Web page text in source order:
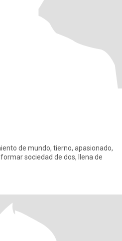
de mundo, tierno, apasionado,
sociedad de dos, llena de